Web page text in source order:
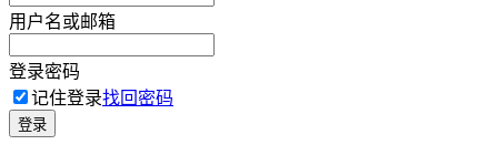
用户名或邮箱
登录密码
记住登录找回密码
登录